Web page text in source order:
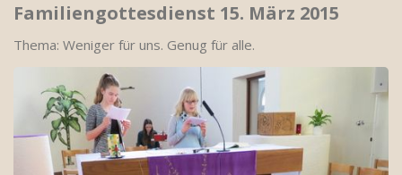
Familiengottesdienst 15. März 2015
Thema: Weniger für uns. Genug für alle.